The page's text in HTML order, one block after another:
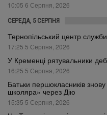
10:05 6 Серпня, 2026
СЕРЕДА, 5 СЕРПНЯ
Тернопільський центр
17:25 5 Серпня, 2026
У Кременці рятувальники
16:25 5 Серпня, 2026
Батьки першокласників
школяра» через Дію
15:35 5 Серпня, 2026